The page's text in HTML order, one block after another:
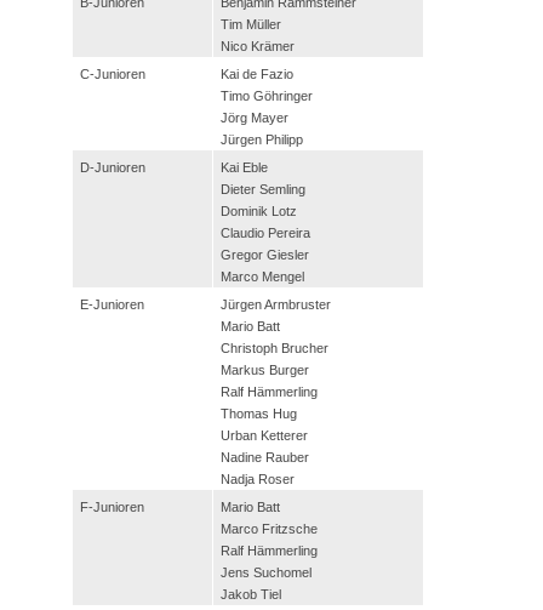
SVH Jugendkonzept
Badminton
Tim Müller
Nico Krämer
C-Junioren
Kai de Fazio
Timo Göhringer
Jörg Mayer
Jürgen Philipp
D-Junioren
Kai Eble
Dieter Semling
Dominik Lotz
Claudio Pereira
Gregor Giesler
Marco Mengel
E-Junioren
Jürgen Armbruster
Mario Batt
Christoph Brucher
Markus Burger
Ralf Hämmerling
Thomas Hug
Urban Ketterer
Nadine Rauber
Nadja Roser
F-Junioren
Mario Batt
Marco Fritzsche
Ralf Hämmerling
Jens Suchomel
Jakob Tiel